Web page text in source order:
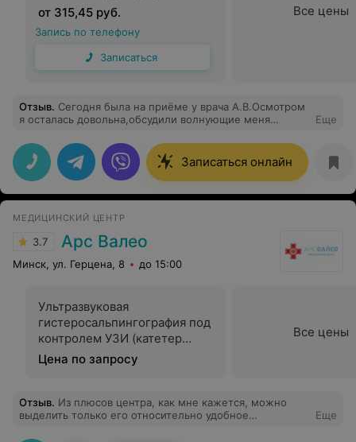
от 315,45 руб.
Запись по телефону
Записаться
Все цены
Отзыв. Сегодня была на приёме у врача А.В.Осмотром
я осталась довольна,обсудили волнующие меня
благодарность за ваше внимание. Врач очень
доброжелательная.
Еще
Записаться онлайн
МЕДИЦИНСКИЙ ЦЕНТР
3.7 Арс Валео
Минск, ул. Герцена, 8 до 15:00
Ультразвуковая
гистеросальпингография под
контролем УЗИ (катетер
пациента)
Цена по запросу
Все цены
Отзыв. Из плюсов центра, как мне кажется, можно
выделить только его относительно удобное
Еще